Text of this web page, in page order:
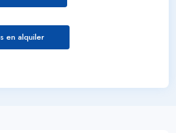
en alquiler